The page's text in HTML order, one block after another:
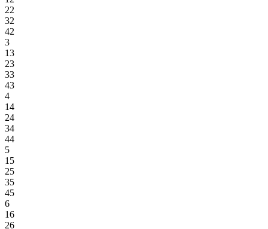
22
32
42
3
13
23
33
43
4
14
24
34
44
5
15
25
35
45
6
16
26